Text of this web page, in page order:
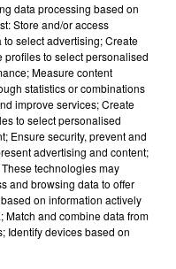
et Garonne
data processing based on
Store and/or access
select advertising; Create
to select personalised
Measure content
statistics or combinations
improve services; Create
to select personalised
Ensure security, prevent and
advertising and content;
technologies may
and browsing data to offer
on information actively
and combine data from
Identify devices based on